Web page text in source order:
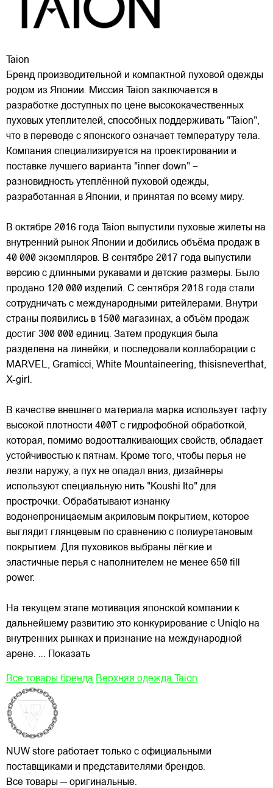
Taion
Бренд производительной и компактной пуховой одежды
родом из Японии. Миссия Taion заключается в
разработке доступных по цене высококачественных
пуховых утеплителей, способных поддерживать "Taion",
что в переводе с японского означает температуру тела.
Компания специализируется на проектировании и
поставке лучшего варианта "inner down" –
разновидность утеплённой пуховой одежды,
разработанная в Японии, и принятая по всему миру.
В октябре 2016 года Taion выпустили пуховые жилеты на
внутренний рынок Японии и добились объёма продаж в
40 000 экземпляров. В сентябре 2017 года выпустили
версию с длинными рукавами и детские размеры. Было
продано 120 000 изделий. С сентября 2018 года стали
сотрудничать с международными ритейлерами. Внутри
страны появились в 1500 магазинах, а объём продаж
достиг 300 000 единиц. Затем продукция была
разделена на линейки, и последовали коллаборации с
MARVEL, Gramicci, White Mountaineering, thisisneverthat,
X-girl.
В качестве внешнего материала марка использует тафту
высокой плотности 400T с гидрофобной обработкой,
которая, помимо водоотталкивающих свойств, обладает
устойчивостью к пятнам. Кроме того, чтобы перья не
лезли наружу, а пух не опадал вниз, дизайнеры
используют специальную нить "Koushi Ito" для
прострочки. Обрабатывают изнанку
водонепроницаемым акриловым покрытием, которое
выглядит глянцевым по сравнению с полиуретановым
покрытием. Для пуховиков выбраны лёгкие и
эластичные перья с наполнителем не менее 650 fill
power.
На текущем этапе мотивация японской компании к
дальнейшему развитию это конкурирование с Uniqlo на
внутренних рынках и признание на международной
арене. ... Показать
Все товары бренда Верхняя одежда Taion
NUW store работает только с официальными
поставщиками и представителями брендов.
Все товары — оригинальные.